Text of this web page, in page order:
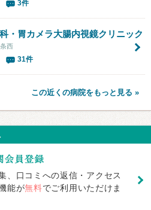
3件
・胃カメラ大腸内視鏡クリニック
西
31件
この近くの病院をもっと見る »
、口コミへの返信・アクセス
能が無料でご利用いただけま